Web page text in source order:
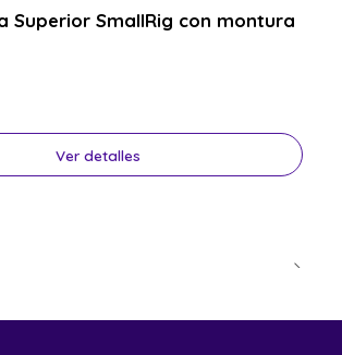
Superior SmallRig con montura
Ver detalles